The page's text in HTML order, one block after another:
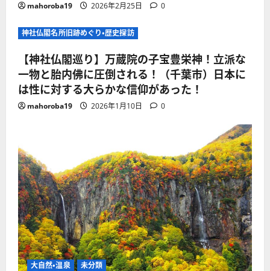
mahoroba19 2026年2月25日 0
神社仏閣名所旧跡めぐり・歴史探訪
【神社仏閣巡り】万蔵院の子宝豊栄神！立派な
一物と胎内佛に圧倒される！（千葉市）日本に
は性に対する大らかな信仰があった！
mahoroba19 2026年1月10日 0
大自然・温泉 未分類